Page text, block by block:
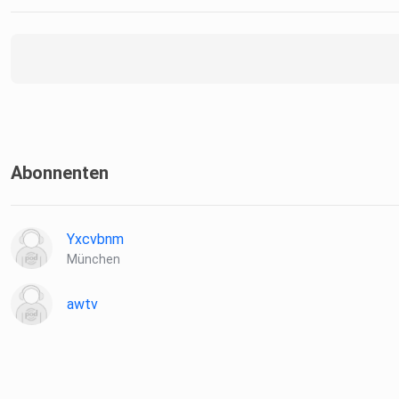
Abonnenten
Yxcvbnm
München
awtv